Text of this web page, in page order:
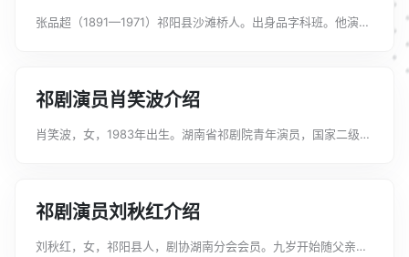
张品超（1891—1971）祁阳县沙滩桥人。出身品字科班。他演戏
祁剧演员肖笑波介绍
肖笑波，女，1983年出生。湖南省祁剧院青年演员，国家二级演
祁剧演员刘秋红介绍
刘秋红，女，祁阳县人，剧协湖南分会会员。九岁开始随父亲在